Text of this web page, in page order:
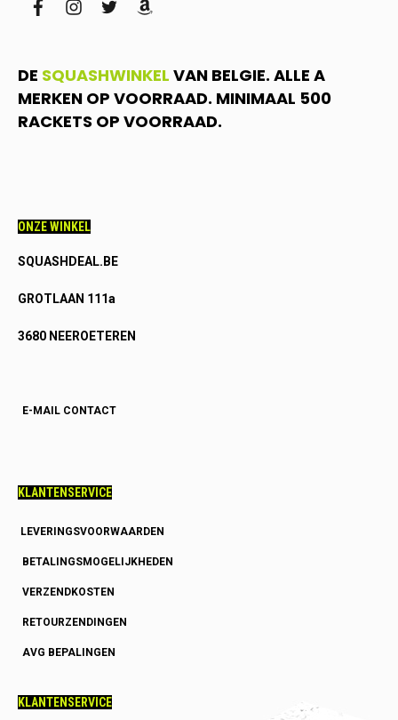
facebookinstagram
twitteramazon
DE SQUASHWINKEL VAN BELGIE. ALLE A
MERKEN OP VOORRAAD. MINIMAAL 500
RACKETS OP VOORRAAD.
ONZE WINKEL
SQUASHDEAL.BE
GROTLAAN 111a
3680 NEEROETEREN
E-MAIL CONTACT
KLANTENSERVICE
LEVERINGSVOORWAARDEN
BETALINGSMOGELIJKHEDEN
VERZENDKOSTEN
RETOURZENDINGEN
AVG BEPALINGEN
KLANTENSERVICE